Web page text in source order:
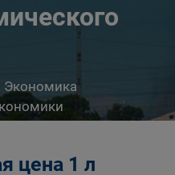
Экономика
анализа
цена 1 л